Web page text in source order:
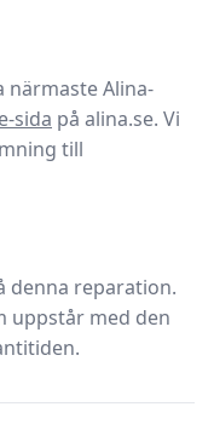
närmaste Alina-
sida på alina.se. Vi
till
denna reparation.
uppstår med den